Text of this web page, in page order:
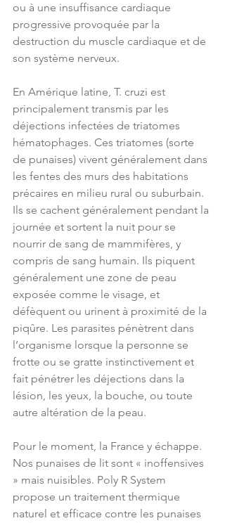
ou à une insuffisance cardiaque
progressive provoquée par la
destruction du muscle cardiaque et de
son système nerveux.
En Amérique latine, T. cruzi est
principalement transmis par les
déjections infectées de triatomes
hématophages. Ces triatomes (sorte
de punaises) vivent généralement dans
les fentes des murs des habitations
précaires en milieu rural ou suburbain.
Ils se cachent généralement pendant la
journée et sortent la nuit pour se
nourrir de sang de mammifères, y
compris de sang humain. Ils piquent
généralement une zone de peau
exposée comme le visage, et
défèquent ou urinent à proximité de la
piqûre. Les parasites pénètrent dans
l’organisme lorsque la personne se
frotte ou se gratte instinctivement et
fait pénétrer les déjections dans la
lésion, les yeux, la bouche, ou toute
autre altération de la peau.
Pour le moment, la France y échappe.
Nos punaises de lit sont « inoffensives
» mais nuisibles. Poly R System
propose un traitement thermique
naturel et efficace contre les punaises